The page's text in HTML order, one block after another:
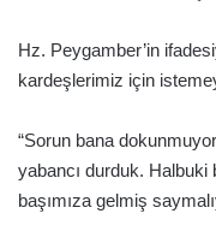
Hz. Peygamber’in
kardeşlerimiz için
“Sorun bana
yabancı durduk. Halbuki
başımıza gelmiş